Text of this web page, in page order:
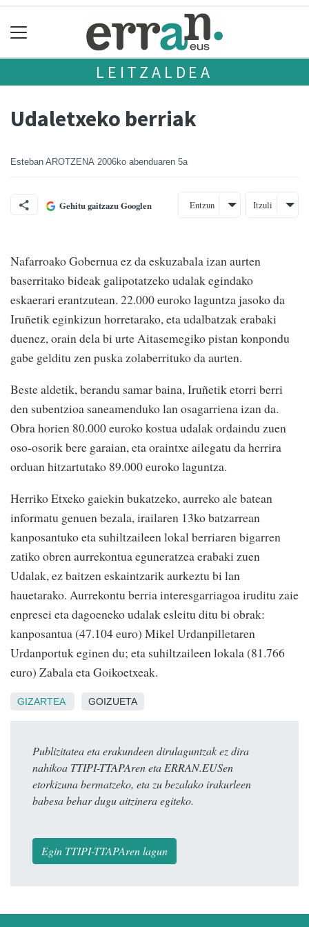
LEITZALDEA
Udaletxeko berriak
Esteban AROTZENA 2006ko abenduaren 5a
Gehitu gaitzazu Googlen Entzun Itzuli
Nafarroako Gobernua ez da eskuzabala izan aurten
baserritako bideak galipotatzeko udalak egindako
eskaerari erantzutean. 22.000 euroko laguntza jasoko da
Iruñetik eginkizun horretarako, eta udalbatzak erabaki
duenez, orain dela bi urte Aitasemegiko pistan konpondu
gabe gelditu zen puska zolaberrituko da aurten.
Beste aldetik, berandu samar baina, Iruñetik etorri berri
den subentzioa saneamenduko lan osagarriena izan da.
Obra horien 80.000 euroko kostua udalak ordaindu zuen
oso-osorik bere garaian, eta oraintxe ailegatu da herrira
orduan hitzartutako 89.000 euroko laguntza.
Herriko Etxeko gaiekin bukatzeko, aurreko ale batean
informatu genuen bezala, irailaren 13ko batzarrean
kanposantuko eta suhiltzaileen lokal berriaren bigarren
zatiko obren aurrekontua eguneratzea erabaki zuen
Udalak, ez baitzen eskaintzarik aurkeztu bi lan
hauetarako. Aurrekontu berria interesgarriagoa iruditu zaie
enpresei eta dagoeneko udalak esleitu ditu bi obrak:
kanposantua (47.104 euro) Mikel Urdanpilletaren
Urdanportuk eginen du; eta suhiltzaileen lokala (81.766
euro) Zabala eta Goikoetxeak.
GIZARTEA GOIZUETA
Publizitatea eta erakundeen dirulaguntzak ez dira
nahikoa TTIPI-TTAPAren eta ERRAN.EUSen
etorkizuna bermatzeko, eta zu bezalako irakurleen
babesa behar dugu aitzinera egiteko.
Egin TTIPI-TTAPAren lagun